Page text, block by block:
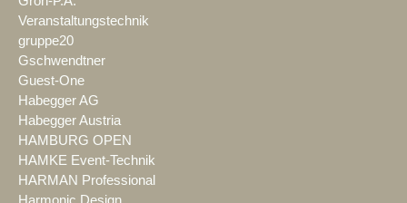
Veranstaltungstechnik
gruppe20
Gschwendtner
Guest-One
Habegger AG
Habegger Austria
HAMBURG OPEN
HAMKE Event-Technik
HARMAN Professional